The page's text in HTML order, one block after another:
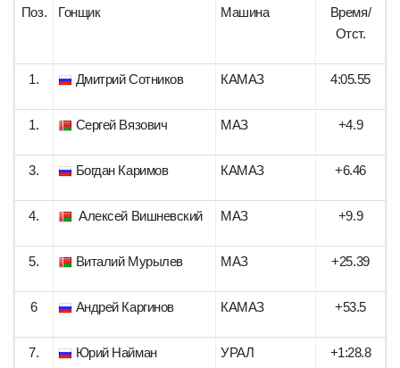
Поз. Гонщик Машина
Время/
Отст.
1. Дмитрий Сотников КАМАЗ 4:05.55
1. Сергей Вязович МАЗ +4.9
3. Богдан Каримов КАМАЗ +6.46
4. Алексей Вишневский МАЗ +9.9
5. Виталий Мурылев МАЗ +25.39
6 Андрей Каргинов КАМАЗ +53.5
7. Юрий Найман УРАЛ +1:28.8